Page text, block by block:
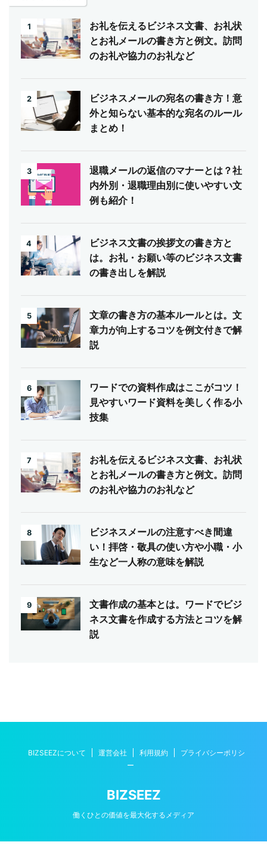
1
お礼を伝えるビジネス文書、お礼状
とお礼メールの書き方と例文。訪問
のお礼や協力のお礼など
2
ビジネスメールの宛名の書き方！意
外と知らない基本的な宛名のルール
まとめ！
3
退職メールの返信のマナーとは？社
内外別・退職理由別に使いやすい文
例も紹介！
4
ビジネス文書の挨拶文の書き方と
は。お礼・お願い等のビジネス文書
の書き出しを解説
5
文章の書き方の基本ルールとは。文
章力が向上するコツを例文付きで解
説
6
ワードでの資料作成はここがコツ！
見やすいワード資料を美しく作る小
技集
7
お礼を伝えるビジネス文書、お礼状
とお礼メールの書き方と例文。訪問
のお礼や協力のお礼など
8
ビジネスメールの注意すべき間違
い！拝啓・敬具の使い方や小職・小
生など一人称の意味を解説
9
文書作成の基本とは。ワードでビジ
ネス文書を作成する方法とコツを解
説
BIZSEEZについて 運営会社 利用規約
プライバシーポリシ
ー
BIZSEEZ
働くひとの価値を最大化するメディア
Copyright© BIZSEEZ , 2026 All Rights Reserved.